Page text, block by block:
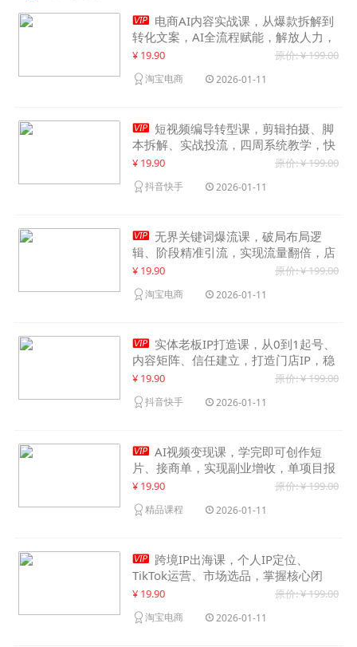
 电商AI内容实战课，从爆款拆解到
转化文案，AI全流程赋能，解放人力，
单月节省内容成本数万元
¥ 19.90 原价: ¥ 199.00
淘宝电商 2026-01-11
 短视频编导转型课，剪辑拍摄、脚
本拆解、实战投流，四周系统教学，快
速入行月入2w+
¥ 19.90 原价: ¥ 199.00
抖音快手 2026-01-11
 无界关键词爆流课，破局布局逻
辑、阶段精准引流，实现流量翻倍，店
铺业绩增长50%+
¥ 19.90 原价: ¥ 199.00
淘宝电商 2026-01-11
 实体老板IP打造课，从0到1起号、
内容矩阵、信任建立，打造门店IP，稳
定获客增收
¥ 19.90 原价: ¥ 199.00
抖音快手 2026-01-11
 AI视频变现课，学完即可创作短
片、接商单，实现副业增收，单项目报
价可达千元
¥ 19.90 原价: ¥ 199.00
精品课程 2026-01-11
 跨境IP出海课，个人IP定位、
TikTok运营、市场选品，掌握核心闭
环，实现月入1万美金+
¥ 19.90 原价: ¥ 199.00
淘宝电商 2026-01-11